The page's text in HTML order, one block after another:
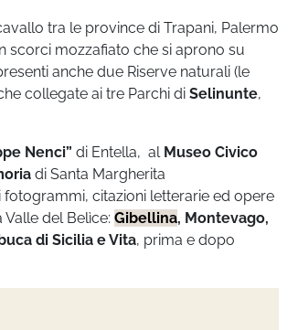
tra le province di Trapani, Palermo
scorci mozzafiato che si aprono su
anche due Riserve naturali (le
collegate ai tre Parchi di Selinunte,
Nenci” di Entella, al Museo Civico
di Santa Margherita
fotogrammi, citazioni letterarie ed opere
del Belìce: Gibellina, Montevago,
di Sicilia e Vita, prima e dopo